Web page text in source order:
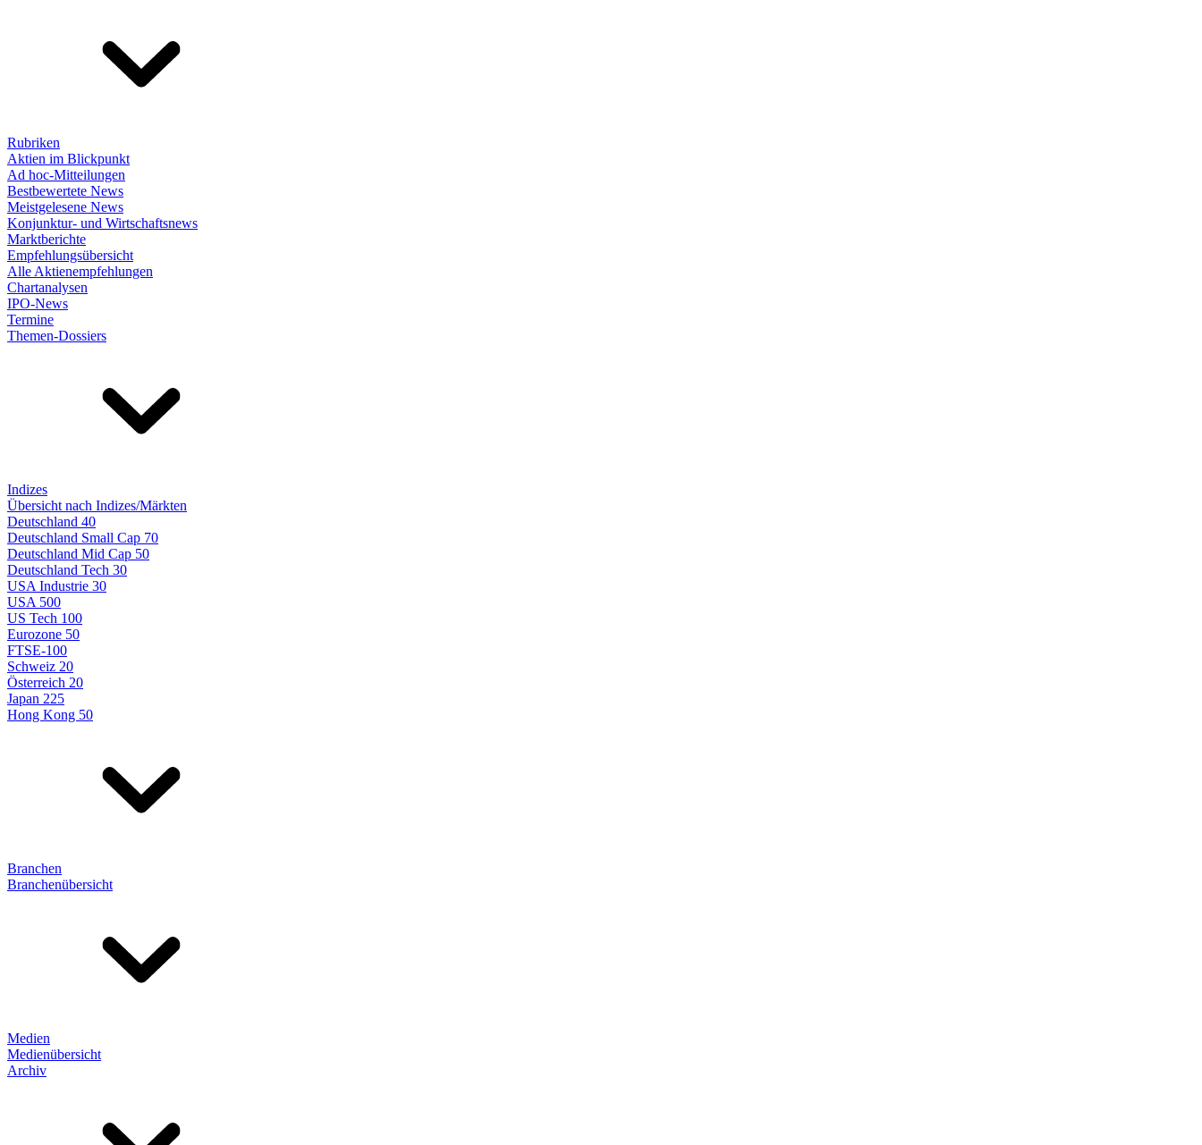
Rubriken
Aktien im Blickpunkt
Ad hoc-Mitteilungen
Bestbewertete News
Meistgelesene News
Konjunktur- und Wirtschaftsnews
Marktberichte
Empfehlungsübersicht
Alle Aktienempfehlungen
Chartanalysen
IPO-News
Termine
Themen-Dossiers
Indizes
Übersicht nach Indizes/Märkten
Deutschland 40
Deutschland Small Cap 70
Deutschland Mid Cap 50
Deutschland Tech 30
USA Industrie 30
USA 500
US Tech 100
Eurozone 50
FTSE-100
Schweiz 20
Österreich 20
Japan 225
Hong Kong 50
Branchen
Branchenübersicht
Medien
Medienübersicht
Archiv